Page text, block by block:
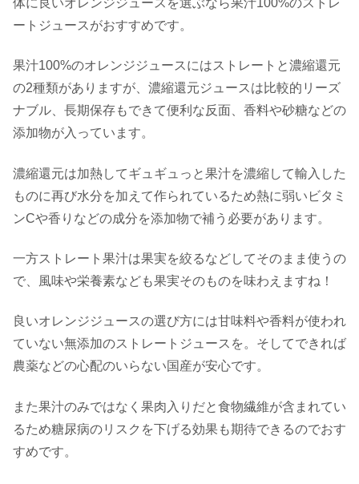
ートジュースがおすすめです。
果汁100%のオレンジジュースにはストレートと濃縮還元
の2種類がありますが、濃縮還元ジュースは比較的リーズ
ナブル、長期保存もできて便利な反面、香料や砂糖などの
添加物が入っています。
濃縮還元は加熱してギュギュっと果汁を濃縮して輸入した
ものに再び水分を加えて作られているため熱に弱いビタミ
ンCや香りなどの成分を添加物で補う必要があります。
一方ストレート果汁は果実を絞るなどしてそのまま使うの
で、風味や栄養素なども果実そのものを味わえますね！
良いオレンジジュースの選び方には甘味料や香料が使われ
ていない無添加のストレートジュースを。そしてできれば
農薬などの心配のいらない国産が安心です。
また果汁のみではなく果肉入りだと食物繊維が含まれてい
るため糖尿病のリスクを下げる効果も期待できるのでおす
すめです。